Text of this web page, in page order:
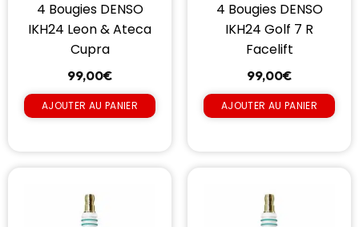
4 Bougies DENSO
IKH24 Leon & Ateca
Cupra
99,00€
AJOUTER AU PANIER
4 Bougies DENSO
IKH24 Golf 7 R
Facelift
99,00€
AJOUTER AU PANIER